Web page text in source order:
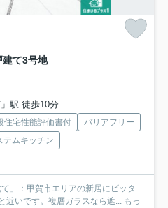
て3号地
駅 徒歩10分
住宅性能評価書付
バリアフリー
テムキッチン
」：甲賀市エリアの新居にピッタ
近いです。複層ガラスなら遮... もっ